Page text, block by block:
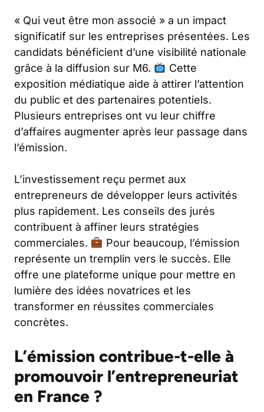
« Qui veut être mon associé » a un impact
significatif sur les entreprises présentées. Les
candidats bénéficient d’une visibilité nationale
grâce à la diffusion sur M6.
Cette
exposition médiatique aide à attirer l’attention
du public et des partenaires potentiels.
Plusieurs entreprises ont vu leur chiffre
d’affaires augmenter après leur passage dans
l’émission.
L’investissement reçu permet aux
entrepreneurs de développer leurs activités
plus rapidement. Les conseils des jurés
contribuent à affiner leurs stratégies
commerciales.
Pour beaucoup, l’émission
représente un tremplin vers le succès. Elle
offre une plateforme unique pour mettre en
lumière des idées novatrices et les
transformer en réussites commerciales
concrètes.
L’émission contribue-t-elle à
promouvoir l’entrepreneuriat
en France ?